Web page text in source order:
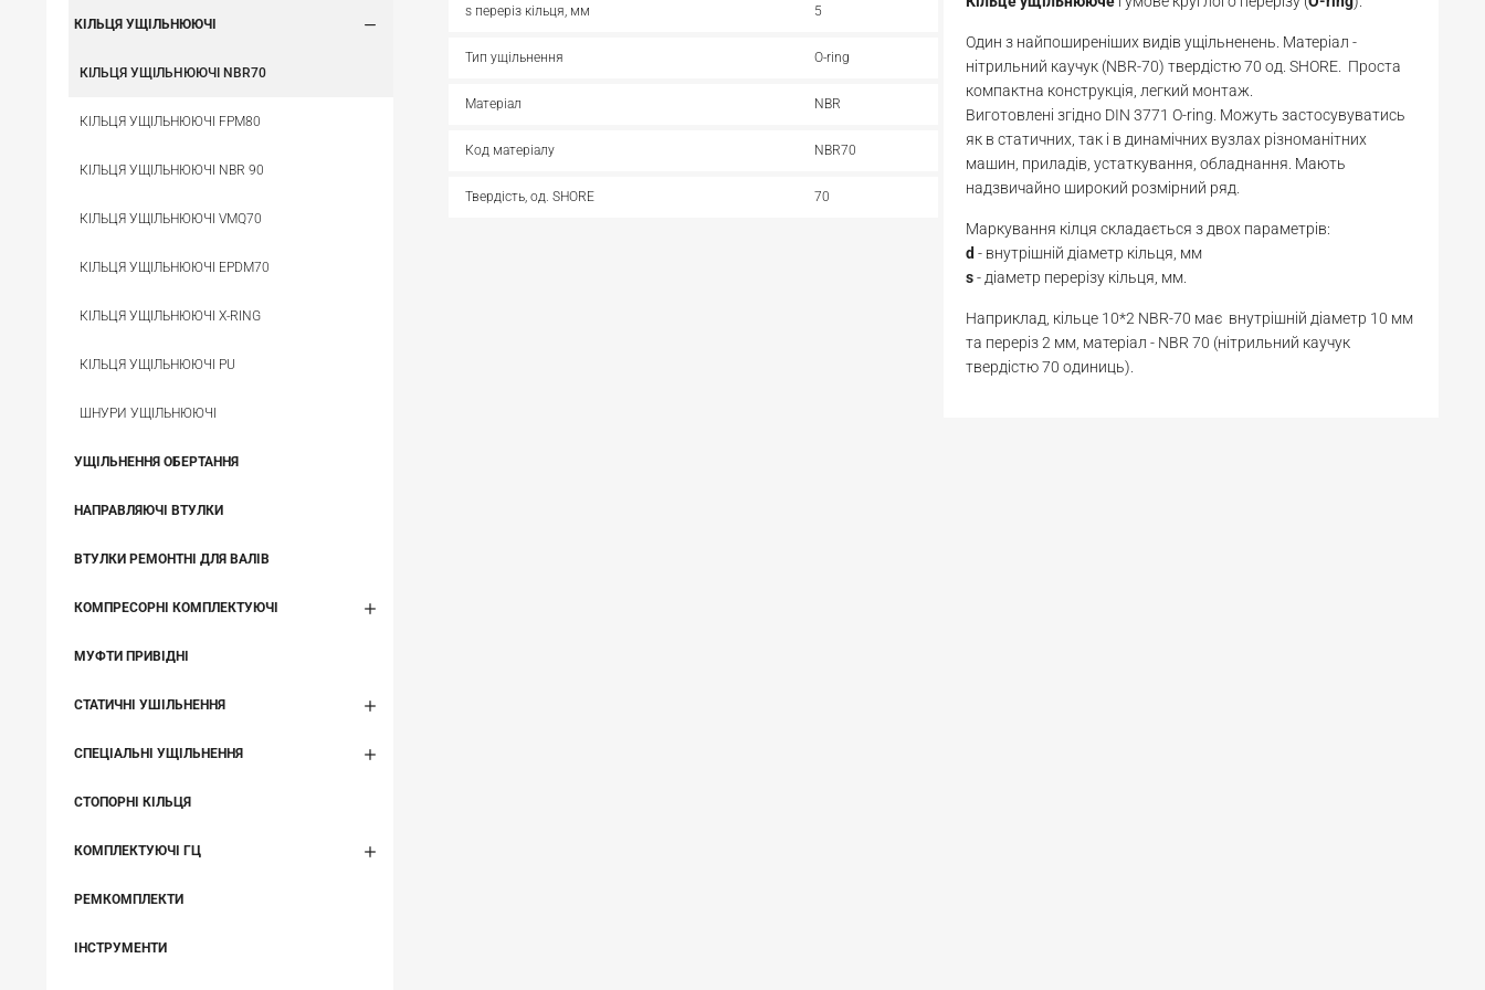
КІЛЬЦЯ УЩІЛЬНЮЮЧІ
КІЛЬЦЯ УЩІЛЬНЮЮЧІ NBR70
КІЛЬЦЯ УЩІЛЬНЮЮЧІ FPM80
КІЛЬЦЯ УЩІЛЬНЮЮЧІ NBR 90
КІЛЬЦЯ УЩІЛЬНЮЮЧІ VMQ70
КІЛЬЦЯ УЩІЛЬНЮЮЧІ EPDM70
КІЛЬЦЯ УЩІЛЬНЮЮЧІ X-RING
КІЛЬЦЯ УЩІЛЬНЮЮЧІ PU
ШНУРИ УЩІЛЬНЮЮЧІ
УЩІЛЬНЕННЯ ОБЕРТАННЯ
НАПРАВЛЯЮЧІ ВТУЛКИ
ВТУЛКИ РЕМОНТНІ ДЛЯ ВАЛІВ
КОМПРЕСОРНІ КОМПЛЕКТУЮЧІ
МУФТИ ПРИВІДНІ
СТАТИЧНІ УШІЛЬНЕННЯ
СПЕЦІАЛЬНІ УЩІЛЬНЕННЯ
СТОПОРНІ КІЛЬЦЯ
КОМПЛЕКТУЮЧІ ГЦ
РЕМКОМПЛЕКТИ
ІНСТРУМЕНТИ
s переріз кільця, мм 5
Тип ущільнення O-ring
Матеріал NBR
Код матеріалу NBR70
Твердість, од. SHORE 70
Один з найпоширеніших видів ущільненень. Матеріал -
нітрильний каучук (NBR-70) твердістю 70 од. SHORE. Проста
компактна конструкція, легкий монтаж.
Виготовлені згідно DIN 3771 O-ring. Можуть застосувуватись
як в статичних, так і в динамічних вузлах різноманітних
машин, приладів, устаткування, обладнання. Мають
надзвичайно широкий розмірний ряд.
Маркування кілця складається з двох параметрів:
d - внутрішній діаметр кільця, мм
s- діаметр перерізу кільця, мм.
Наприклад, кільце 10*2 NBR-70 має внутрішній діаметр 10 мм
та переріз 2 мм, матеріал - NBR 70 (нітрильний каучук
твердістю 70 одиниць).